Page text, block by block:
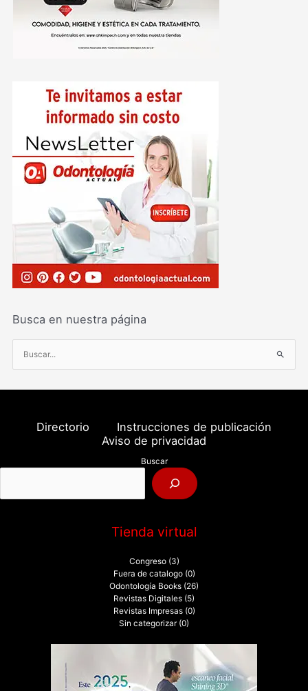
Busca en nuestra página
u
s
o
:
Directorio
Instrucciones de publicación
Aviso de privacidad
Buscar
Tienda virtual
Congreso (3)
Fuera de catalogo (0)
Odontología Books (26)
Revistas Digitales (5)
Revistas Impresas (0)
Sin categorizar (0)